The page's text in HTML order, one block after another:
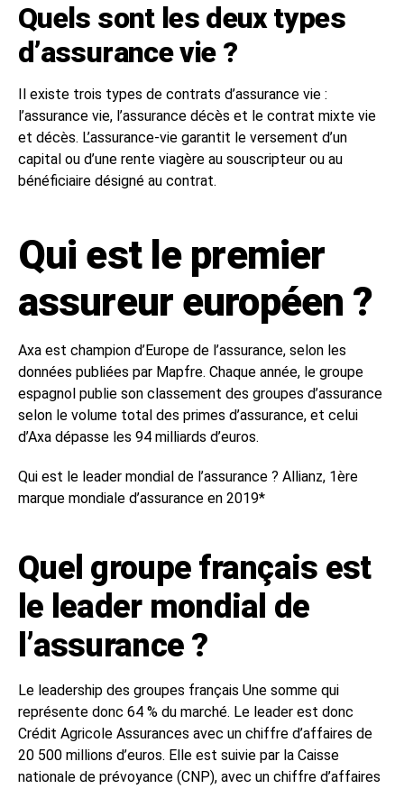
Quels sont les deux types
d’assurance vie ?
Il existe trois types de contrats d’assurance vie :
l’assurance vie, l’assurance décès et le contrat mixte vie
et décès. L’assurance-vie garantit le versement d’un
capital ou d’une rente viagère au souscripteur ou au
bénéficiaire désigné au contrat.
Qui est le premier
assureur européen ?
Axa est champion d’Europe de l’assurance, selon les
données publiées par Mapfre. Chaque année, le groupe
espagnol publie son classement des groupes d’assurance
selon le volume total des primes d’assurance, et celui
d’Axa dépasse les 94 milliards d’euros.
Qui est le leader mondial de l’assurance ? Allianz, 1ère
marque mondiale d’assurance en 2019*
Quel groupe français est
le leader mondial de
l’assurance ?
Le leadership des groupes français Une somme qui
représente donc 64 % du marché. Le leader est donc
Crédit Agricole Assurances avec un chiffre d’affaires de
20 500 millions d’euros. Elle est suivie par la Caisse
nationale de prévoyance (CNP), avec un chiffre d’affaires